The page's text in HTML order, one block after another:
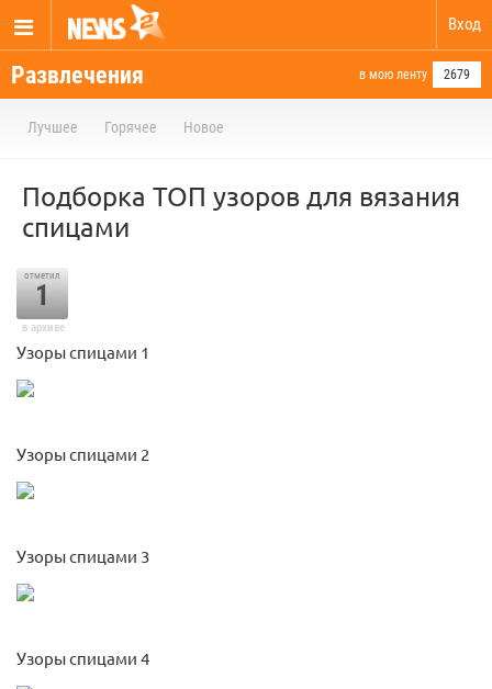
Вход
Развлечения в мою ленту 2679
Лучшее Горячее Новое
Подборка ТОП узоров для вязания
спицами
отметил
1
в архиве
Узоры спицами 1
Узоры спицами 2
Узоры спицами 3
Узоры спицами 4